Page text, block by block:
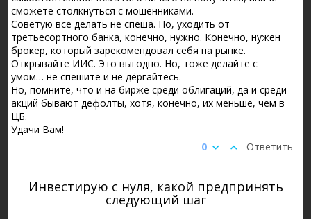
сможете столкнуться с мошенниками.
Советую всё делать не спеша. Но, уходить от
третьесортного банка, конечно, нужно. Конечно, нужен
брокер, который зарекомендовал себя на рынке.
Открывайте ИИС. Это выгодно. Но, тоже делайте с
умом… не спешите и не дёргайтесь.
Но, помните, что и на бирже среди облигаций, да и среди
акций бывают дефолты, хотя, конечно, их меньше, чем в
ЦБ.
Удачи Вам!
Ответить
0
Инвестирую с нуля, какой предпринять
следующий шаг